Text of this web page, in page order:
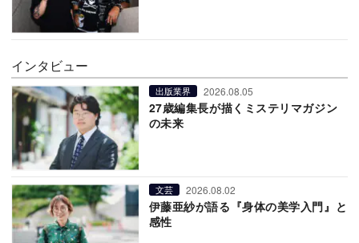
インタビュー
出版業界 2026.08.05
27歳編集長が描くミステリマガジン
の未来
文芸 2026.08.02
伊藤亜紗が語る『身体の美学入門』と
感性